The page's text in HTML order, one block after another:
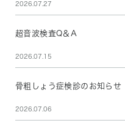
2026.07.27
超音波検査Q＆A
2026.07.15
骨粗しょう症検診のお知らせ
2026.07.06